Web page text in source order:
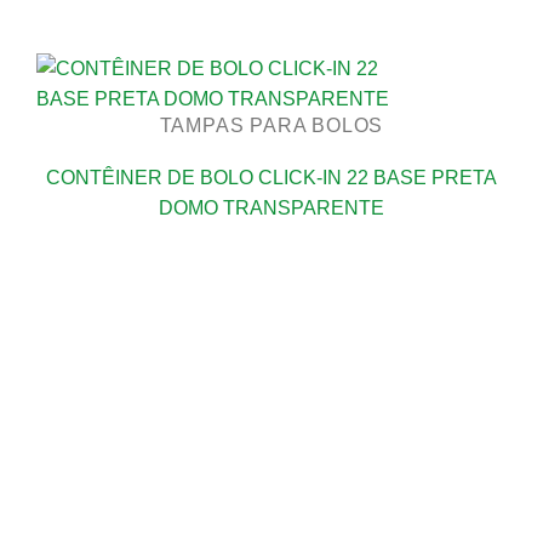
TAMPAS PARA BOLOS
CONTÊINER DE BOLO CLICK-IN 22 BASE PRETA
DOMO TRANSPARENTE